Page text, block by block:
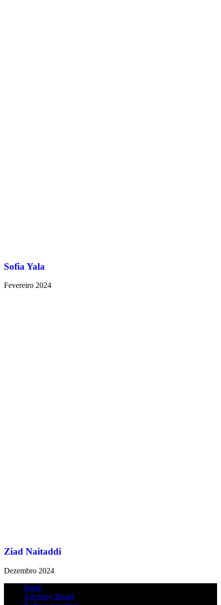
Sofia Yala
Fevereiro 2024
Ziad Naitaddi
Dezembro 2024
Sobre
Advisory Board